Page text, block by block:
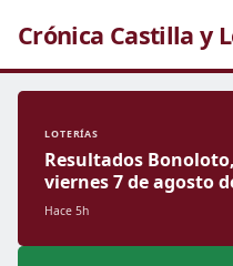
Crónica Castilla y
LOTERÍAS
Resultados
viernes 7 de agosto
Hace 5h